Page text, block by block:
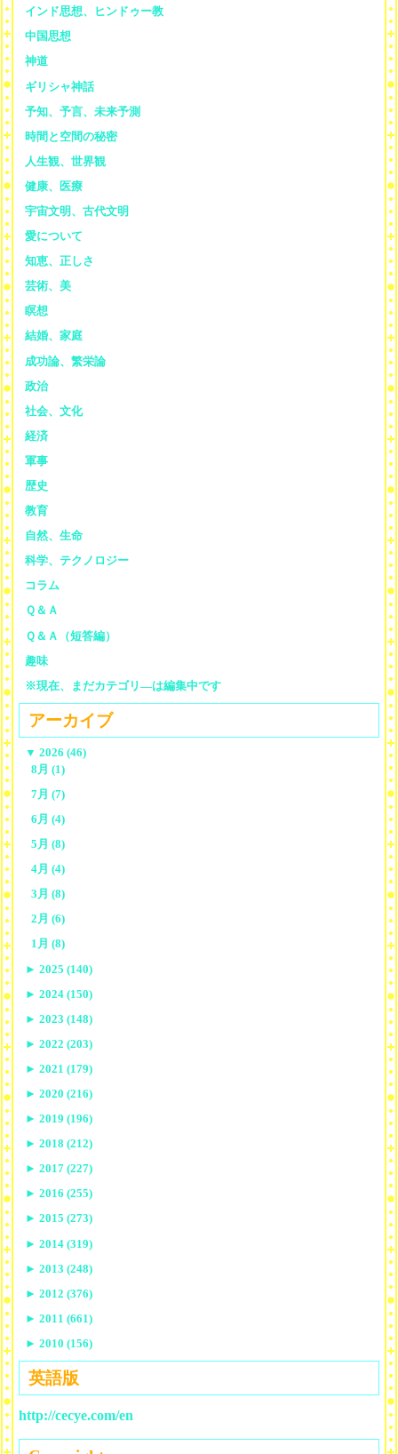
インド思想、ヒンドゥー教
中国思想
神道
ギリシャ神話
予知、予言、未来予測
時間と空間の秘密
人生観、世界観
健康、医療
宇宙文明、古代文明
愛について
知恵、正しさ
芸術、美
瞑想
結婚、家庭
成功論、繁栄論
政治
社会、文化
経済
軍事
歴史
教育
自然、生命
科学、テクノロジー
コラム
Ｑ＆Ａ
Ｑ＆Ａ（短答編）
趣味
※現在、まだカテゴリ—は編集中です
アーカイブ
▼ 2026 (46)
8月 (1)
7月 (7)
6月 (4)
5月 (8)
4月 (4)
3月 (8)
2月 (6)
1月 (8)
► 2025 (140)
► 2024 (150)
► 2023 (148)
► 2022 (203)
► 2021 (179)
► 2020 (216)
► 2019 (196)
► 2018 (212)
► 2017 (227)
► 2016 (255)
► 2015 (273)
► 2014 (319)
► 2013 (248)
► 2012 (376)
► 2011 (661)
► 2010 (156)
英語版
http://cecye.com/en